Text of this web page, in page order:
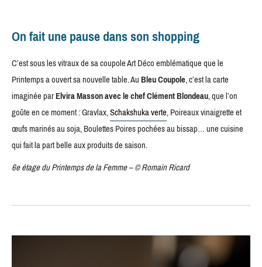
On fait une pause dans son shopping
C’est sous les vitraux de sa coupole Art Déco emblématique que le
Printemps a ouvert sa nouvelle table. AuBleu Coupole, c’est la carte
imaginée parElvira Masson avec le chef Clément Blondeau, que l’on
goûte en ce moment : Gravlax,Schakshuka verte, Poireaux vinaigrette et
œufs marinés au soja, Boulettes Poires pochées au bissap… une cuisine
qui fait la part belle aux produits de saison.
6e étage du Printemps de la Femme–© Romain Ricard